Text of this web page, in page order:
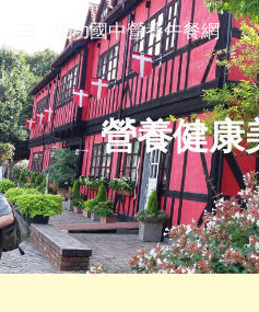
Skip to main content
成功國中營養午餐網
營養健康